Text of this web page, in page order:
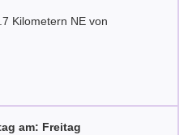
Kilometern NE von
am: Freitag